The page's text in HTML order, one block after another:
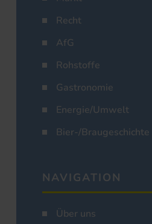
Recht
AfG
Rohstoffe
Gastronomie
Energie/Umwelt
Bier-/Braugeschichte
NAVIGATION
Über uns